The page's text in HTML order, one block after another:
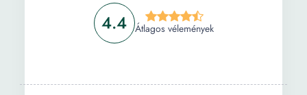
4.4 Átlagos vélemények